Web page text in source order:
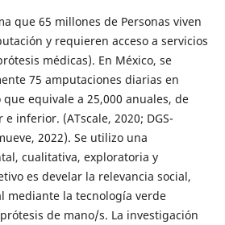
que 65 millones de Personas viven
y requieren acceso a servicios
médicas). En México, se
75 amputaciones diarias en
equivale a 25,000 anuales, de
inferior. (ATscale, 2020; DGS-
2022). Se utilizo una
cualitativa, exploratoria y
es develar la relevancia social,
mediante la tecnología verde
de mano/s. La investigación